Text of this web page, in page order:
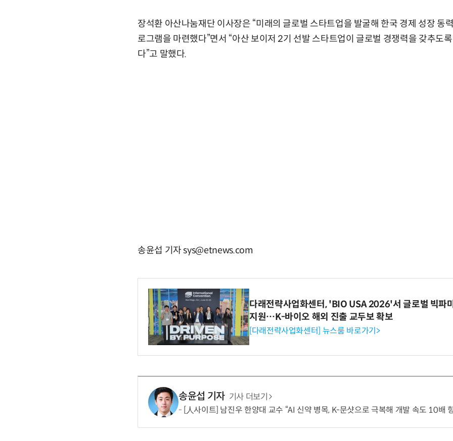
장석환 아산나눔재단 이사장은 “미래의 글로벌 스타트업을 발굴해 한국 경제 성장 동
로그램을 마련했다”면서 “아산 보이저 2기 선발 스타트업이 글로벌 경쟁력을 갖추도
다”고 말했다.
송윤섭 기자 sys@etnews.com
다래전략사업화센터, 'BIO USA 2026'서 글로벌 빅파
지원…K-바이오 해외 진출 교두보 확보
[다래전략사업화센터] 뉴스룸 바로가기>
송윤섭 기자 기사 더보기
[人사이트] 남진우 한양대 교수 “AI 신약 병목, K-문샷으로 극복해 개발 속도 10배